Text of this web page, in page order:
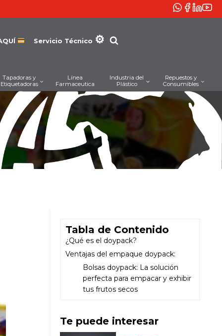
Servicio Técnico
Tapadoras y
Etiquetadoras
Línea
Farmaceutica
Industria del
Plástico
Repuestos y
Consumibles
Tabla de Contenido
¿Qué es el doypack?
Ventajas del empaque doypack:
Bolsas doypack: La solución
perfecta para empacar y exhibir
tus frutos secos
Te puede interesar